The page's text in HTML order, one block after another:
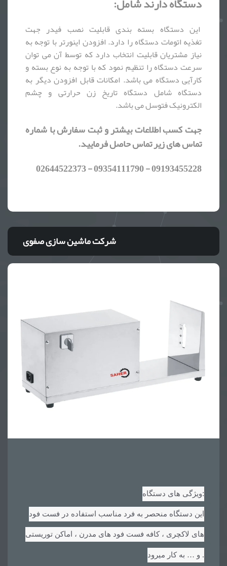
این دستگاه بسته بندی قابلیت نصب فیدر جهت
تغذیه اتومات دستگاه را دارد. افزودن اینورتر با توجه به
نیاز مشتریان قابلیت انتخاب دارد که توسط آن می توان
سرعت دستگاه را تنظیم نمود که با توجه به نوع بسته و
کارآیی دستگاه می باشد. امکانات قابل افزودن دیگر به
دستگاه شامل دستگاه تاریخ زن حرارتی و چشم
الکترونیک فتوسل می باشد.
جهت کسب اطلاعات بیشتر و ثبت سفارش با شماره
تماس های زیر تماس حاصل فرمایید.
09193455228 - 09354111790 - 02644522373
شرکت ماشین سازی صفوی
ویژگی های دستگاه:
این دستگاه منحصر به فرد مناسب استفاده در فست فود
های لاکچری ، کافه فست فود های مدرن ، اماکن توریستی
و … به کار میرود .